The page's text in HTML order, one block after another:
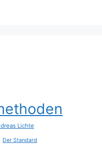
Lichte
Der Standard